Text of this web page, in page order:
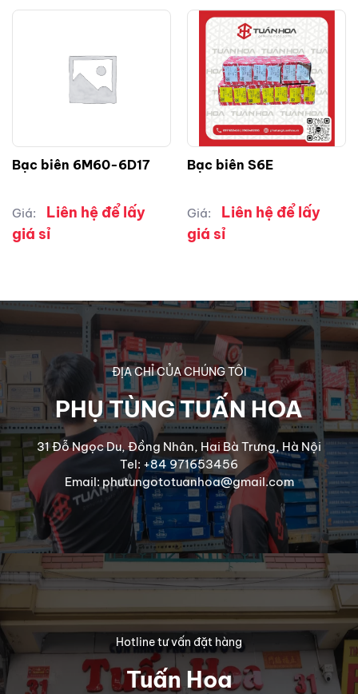
Bạc biên 6M60-6D17
Giá:
Liên hệ để lấy
giá sỉ
Bạc biên S6E
Giá:
Liên hệ để lấy
giá sỉ
ĐỊA CHỈ CỦA CHÚNG TÔI
PHỤ TÙNG TUẤN HOA
31 Đỗ Ngọc Du, Đồng Nhân, Hai Bà Trưng, Hà Nội
Tel: +84 971653456
Email: phutungototuanhoa@gmail.com
Hotline tư vấn đặt hàng
Tuấn Hoa